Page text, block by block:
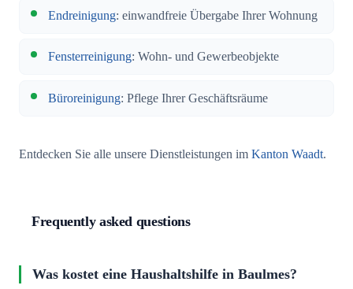
Endreinigung: einwandfreie Übergabe Ihrer Wohnung
Fensterreinigung: Wohn- und Gewerbeobjekte
Büroreinigung: Pflege Ihrer Geschäftsräume
Entdecken Sie alle unsere Dienstleistungen im Kanton Waadt.
Frequently asked questions
Was kostet eine Haushaltshilfe in Baulmes?